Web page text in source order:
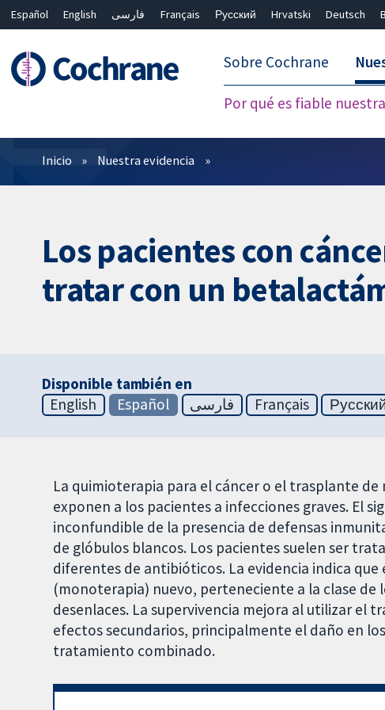
Español English فارسی Français Русский Hrvatski Deutsch
Sobre Cochrane
Por qué es fiable
Filtros
Inicio Nuestra evidencia
Los pacientes con
tratar con un
Disponible también en
English
Español فارسی Français
La quimioterapia para el cáncer o el trasplante
exponen a los pacientes a infecciones graves. El
inconfundible de la presencia de defensas
de glóbulos blancos. Los pacientes suelen ser
diferentes de antibióticos. La evidencia indica
(monoterapia) nuevo, perteneciente a la clase de
desenlaces. La supervivencia mejora al utilizar el
efectos secundarios, principalmente el daño en
tratamiento combinado.